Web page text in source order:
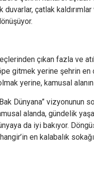
çatlak
çıkan fazla ve
gitmek yerine şehrin
yerine, kamusal
Bak Dünyana”
alanda, gündelik
da iyi bakıyor.
en kalabalık